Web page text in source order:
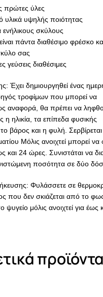
πρώτες ύλες
υλικά υψηλής ποιότητας
ενήλικους σκύλους
πάντα διαθέσιμο φρέσκο
σας
γεύσεις διαθέσιμες
Έχει δημιουργηθεί ένας
τροφίμων που μπορεί να
αναφορά, θα πρέπει να
ηλικία, τα επίπεδα φυσικής
βάρος και η φυλή.
Μόλις ανοιχτεί μπορεί να
και 24 ώρες. Συνιστάται να
ποσότητα σε δύο
Φυλάσσετε σε
που δεν σκιάζεται από το
ψυγείο μόλις ανοιχτεί για έως
προϊόντα